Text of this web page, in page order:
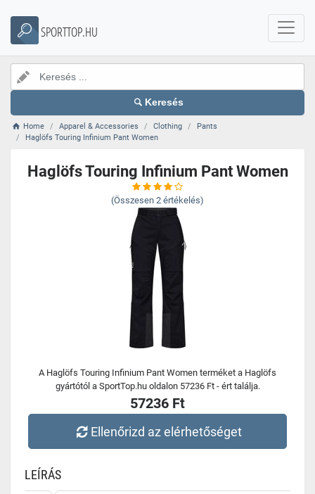
SPORTTOP.HU
Keresés
Home Apparel & Accessories Clothing
Pants
Haglöfs Touring Infinium Pant Women
Haglöfs Touring Infinium Pant Women
(Összesen 2 értékelés)
A Haglöfs Touring Infinium Pant Women terméket a Haglöfs
gyártótól a SportTop.hu oldalon 57236 Ft - ért találja.
57236 Ft
Ellenőrizd az elérhetőséget
LEÍRÁS